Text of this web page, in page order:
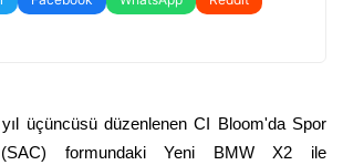
üçüncüsü düzenlenen CI Bloom'da Spor
formundaki Yeni BMW X2 ile